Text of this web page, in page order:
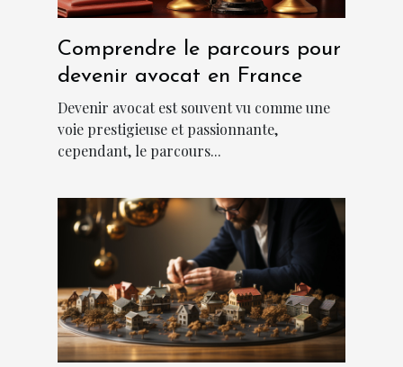
Comprendre le parcours pour
devenir avocat en France
Devenir avocat est souvent vu comme une
voie prestigieuse et passionnante,
cependant, le parcours...